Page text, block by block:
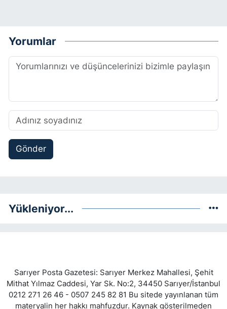
Yorumlar
Gönder
Yükleniyor...
Sarıyer Posta Gazetesi: Sarıyer Merkez Mahallesi, Şehit
Mithat Yılmaz Caddesi, Yar Sk. No:2, 34450 Sarıyer/İstanbul
0212 271 26 46 - 0507 245 82 81 Bu sitede yayınlanan tüm
materyalin her hakkı mahfuzdur. Kaynak gösterilmeden